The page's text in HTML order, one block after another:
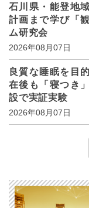
石川県・能登地
計画まで学び「
ム研究会
2026年08月07日
良質な睡眠を目
在後も「寝つき
設で実証実験
2026年08月07日